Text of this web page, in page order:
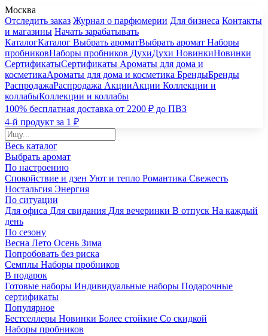
Москва
Отследить заказ Журнал о парфюмерии Для бизнеса Контакты
и магазины Начать зарабатывать
КаталогКаталог Выбрать ароматВыбрать аромат Наборы
пробниковНаборы пробников ДухиДухи НовинкиНовинки
СертификатыСертификаты Ароматы для дома и
косметикаАроматы для дома и косметика БрендыБренды
РаспродажаРаспродажа АкцииАкции Коллекции и
коллабыКоллекции и коллабы
100% бесплатная доставка от 2200 ₽ до ПВЗ
4-й продукт за 1 ₽
Весь каталог
Выбрать аромат
По настроению
Спокойствие и дзен Уют и тепло Романтика Свежесть
Ностальгия Энергия
По ситуации
Для офиса Для свидания Для вечеринки В отпуск На каждый
день
По сезону
Весна Лето Осень Зима
Попробовать без риска
Семплы Наборы пробников
В подарок
Готовые наборы Индивидуальные наборы Подарочные
сертификаты
Популярное
Бестселлеры Новинки Более стойкие Со скидкой
Наборы пробников